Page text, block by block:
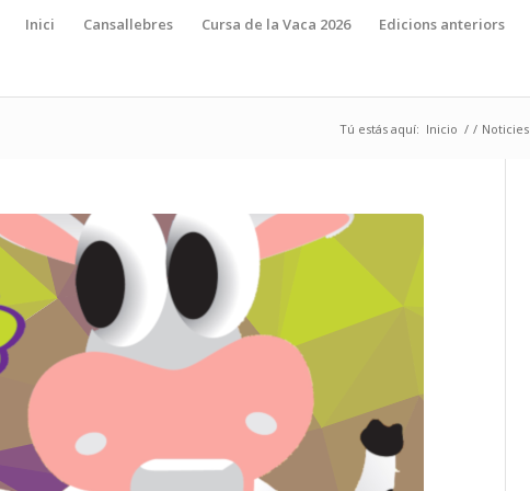
Inici Cansallebres Cursa de la Vaca 2026 Edicions anteriors
Tú estás aquí: Inicio / / Noticies